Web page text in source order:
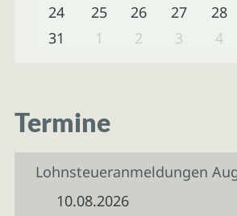
24
25 26 27 28
31
1 2 3 4
Termine
Lohnsteueranmeldungen
10.08.2026